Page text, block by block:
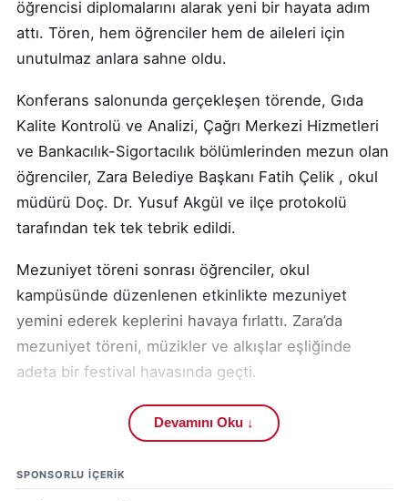
öğrencisi diplomalarını alarak yeni bir hayata adım
attı. Tören, hem öğrenciler hem de aileleri için
unutulmaz anlara sahne oldu.
Konferans salonunda gerçekleşen törende, Gıda
Kalite Kontrolü ve Analizi, Çağrı Merkezi Hizmetleri
ve Bankacılık-Sigortacılık bölümlerinden mezun olan
öğrenciler, Zara Belediye Başkanı Fatih Çelik , okul
müdürü Doç. Dr. Yusuf Akgül ve ilçe protokolü
tarafından tek tek tebrik edildi.
Mezuniyet töreni sonrası öğrenciler, okul
kampüsünde düzenlenen etkinlikte mezuniyet
yemini ederek keplerini havaya fırlattı. Zara’da
mezuniyet töreni, müzikler ve alkışlar eşliğinde
adeta bir festival havasında geçti.
Törende konuşan Doç. Dr. Yusuf Akgül,
“Öğrencilerimizi akademik hayatlarının sonunda bu
güzel noktada görmek büyük mutluluk. Mezun olan
tüm öğrencilerimize hayatlarında başarılar diliyorum”
Devamını Oku ↓
SPONSORLU IÇERIK